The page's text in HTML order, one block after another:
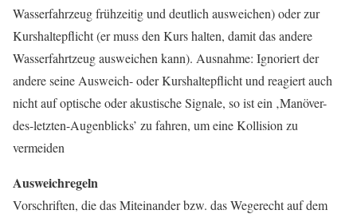
Wasserfahrzeug frühzeitig und deutlich ausweichen) oder zur
Kurshaltepflicht (er muss den Kurs halten, damit das andere
Wasserfahrtzeug ausweichen kann). Ausnahme: Ignoriert der
andere seine Ausweich- oder Kurshaltepflicht und reagiert auch
nicht auf optische oder akustische Signale, so ist ein ‚Manöver-
des-letzten-Augenblicks’ zu fahren, um eine Kollision zu
vermeiden
Ausweichregeln
Vorschriften, die das Miteinander bzw. das Wegerecht auf dem